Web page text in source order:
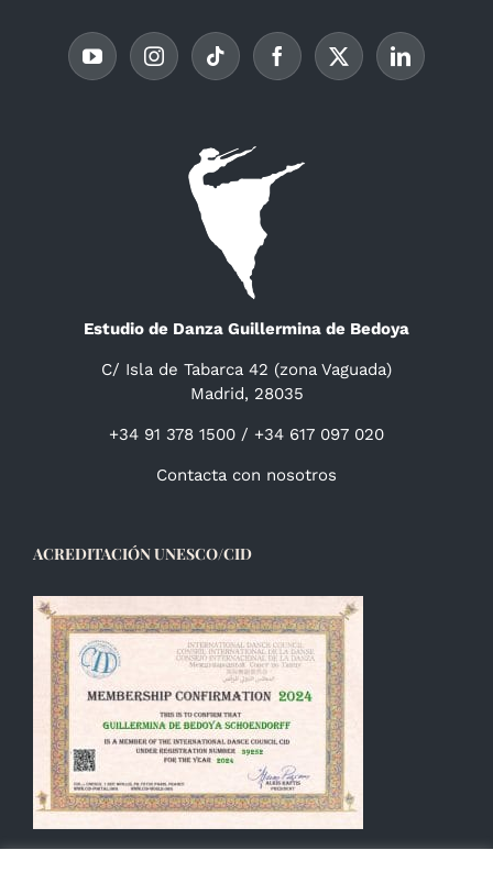
Estudio de Danza Guillermina de Bedoya
C/ Isla de Tabarca 42 (zona Vaguada)
Madrid, 28035
+34 91 378 1500 / +34 617 097 020
Contacta con nosotros
ACREDITACIÓN UNESCO/CID